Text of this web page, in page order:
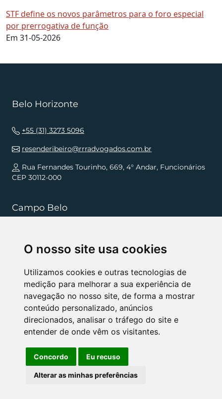
O nosso site usa cookies
Utilizamos cookies e outras tecnologias de
medição para melhorar a sua experiência de
navegação no nosso site, de forma a mostrar
conteúdo personalizado, anúncios
direcionados, analisar o tráfego do site e
entender de onde vêm os visitantes.
Concordo Eu recuso
Alterar as minhas preferências
STF define os novos parâmetros para o foro especial
por prerrogativa de função
Em 31-05-2026
Belo Horizonte
+55 (31) 3273 5096
resenderibeiro@rrradvogados.com.br
Rua Fernandes Tourinho, 669, 4° Andar, Funcionários
CEP 30112-000
Campo Belo
resenderibeiro.cb@rrradvogados.com.br
Rua João Pinheiro, 181, , Centro CEP 37270-000
NÓS APOIAMOS